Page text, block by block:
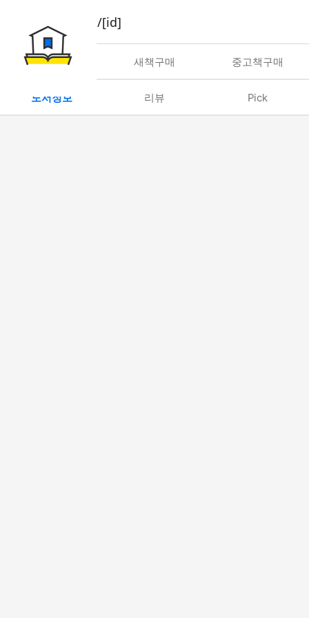
book/rent/[id]
대여 새책구매 중고책구매
도서정보 리뷰 Pick